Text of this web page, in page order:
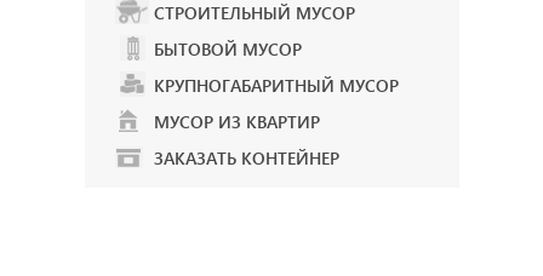
СТРОИТЕЛЬНЫЙ МУСОР
БЫТОВОЙ МУСОР
КРУПНОГАБАРИТНЫЙ МУСОР
МУСОР ИЗ КВАРТИР
ЗАКАЗАТЬ КОНТЕЙНЕР